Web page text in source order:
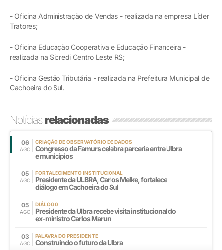
- Oficina Administração de Vendas - realizada na empresa Líder
Tratores;
- Oficina Educação Cooperativa e Educação Financeira -
realizada na Sicredi Centro Leste RS;
- Oficina Gestão Tributária - realizada na Prefeitura Municipal de
Cachoeira do Sul.
Notíciasrelacionadas
06
AGO
CRIAÇÃO DE OBSERVATÓRIO DE DADOS
Congresso da Famurs celebra parceria entre Ulbra
e municípios
05
AGO
FORTALECIMENTO INSTITUCIONAL
Presidente da ULBRA, Carlos Melke, fortalece
diálogo em Cachoeira do Sul
05
AGO
DIÁLOGO
Presidente da Ulbra recebe visita institucional do
ex-ministro Carlos Marun
03
AGO
PALAVRA DO PRESIDENTE
Construindo o futuro da Ulbra